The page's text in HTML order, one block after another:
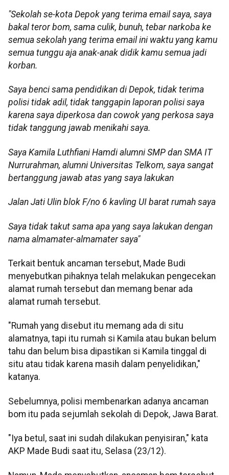
"Sekolah se-kota Depok yang terima email saya, saya
bakal teror bom, sama culik, bunuh, tebar narkoba ke
semua sekolah yang terima email ini waktu yang kamu
semua tunggu aja anak-anak didik kamu semua jadi
korban.
Saya benci sama pendidikan di Depok, tidak terima
polisi tidak adil, tidak tanggapin laporan polisi saya
karena saya diperkosa dan cowok yang perkosa saya
tidak tanggung jawab menikahi saya.
Saya Kamila Luthfiani Hamdi alumni SMP dan SMA IT
Nurrurahman, alumni Universitas Telkom, saya sangat
bertanggung jawab atas yang saya lakukan
Jalan Jati Ulin blok F/no 6 kavling UI barat rumah saya
Saya tidak takut sama apa yang saya lakukan dengan
nama almamater-almamater saya"
Terkait bentuk ancaman tersebut, Made Budi
menyebutkan pihaknya telah melakukan pengecekan
alamat rumah tersebut dan memang benar ada
alamat rumah tersebut.
"Rumah yang disebut itu memang ada di situ
alamatnya, tapi itu rumah si Kamila atau bukan belum
tahu dan belum bisa dipastikan si Kamila tinggal di
situ atau tidak karena masih dalam penyelidikan,"
katanya.
Sebelumnya, polisi membenarkan adanya ancaman
bom itu pada sejumlah sekolah di Depok, Jawa Barat.
"Iya betul, saat ini sudah dilakukan penyisiran," kata
AKP Made Budi saat itu, Selasa (23/12).